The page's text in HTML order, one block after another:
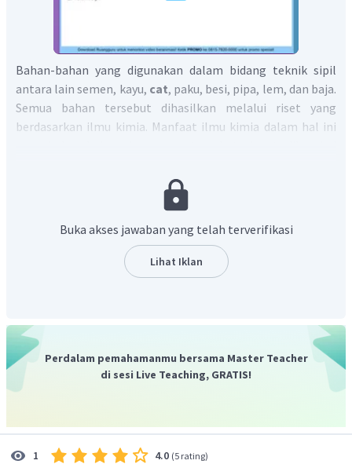
Bahan-bahan yang digunakan dalam bidang teknik sipil
antara lain semen, kayu, cat, paku, besi, pipa, lem, dan baja.
Semua bahan tersebut dihasilkan melalui riset yang
berdasarkan ilmu kimia. Manfaat ilmu kimia dalam hal ini
meminimalkan kecelakaan di kemudian hari dan
menghemat biaya operasional.
Buka akses jawaban yang telah terverifikasi
Lihat Iklan
Perdalam pemahamanmu bersama Master Teacher
di sesi Live Teaching, GRATIS!
1 4.0 (5 rating)